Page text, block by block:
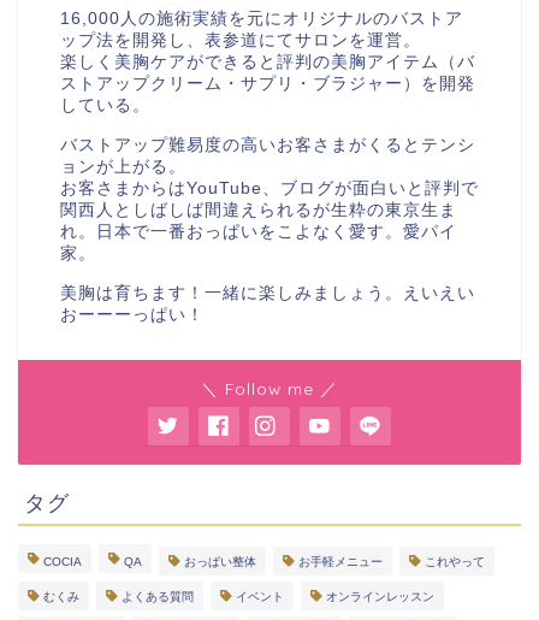
16,000人の施術実績を元にオリジナルのバストア
ップ法を開発し、表参道にてサロンを運営。
楽しく美胸ケアができると評判の美胸アイテム（バ
ストアップクリーム・サプリ・ブラジャー）を開発
している。
バストアップ難易度の高いお客さまがくるとテンシ
ョンが上がる。
お客さまからはYouTube、ブログが面白いと評判で
関西人としばしば間違えられるが生粋の東京生ま
れ。日本で一番おっぱいをこよなく愛す。愛パイ
家。
美胸は育ちます！一緒に楽しみましょう。えいえい
おーーーっぱい！
＼ Follow me ／
タグ
COCIA QA おっぱい整体 お手軽メニュー これやって
むくみ よくある質問 イベント オンラインレッスン